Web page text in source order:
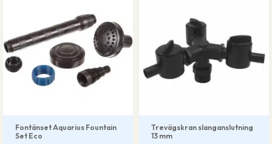
Fontänset Aquarius Fountain
Set Eco
Trevägskran slanganslutning
13 mm